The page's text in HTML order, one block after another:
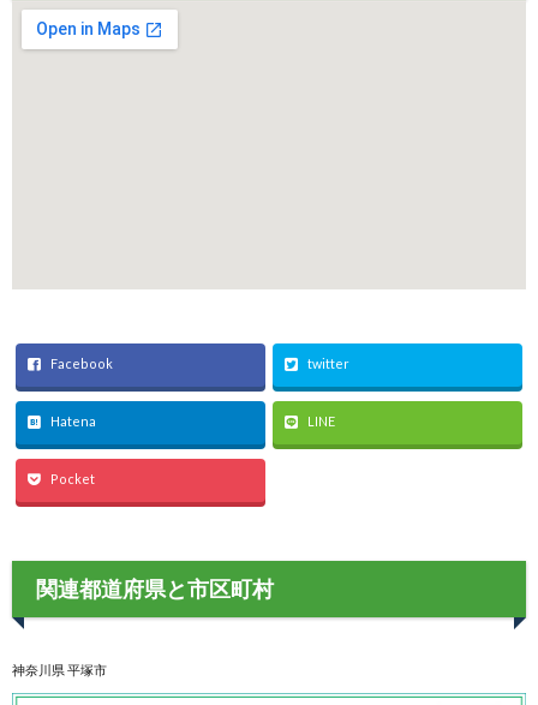
Facebook twitter
Hatena LINE
Pocket
関連都道府県と市区町村
神奈川県 平塚市